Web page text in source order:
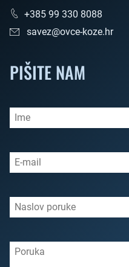
+385 99 330 8088
savez@ovce-koze.hr
PIŠITE NAM